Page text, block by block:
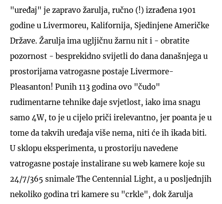
"uređaj" je zapravo žarulja, ručno (!) izrađena 1901
godine u Livermoreu, Kalifornija, Sjedinjene Američke
Države. Žarulja ima ugljičnu žarnu nit i - obratite
pozornost - besprekidno svijetli do dana današnjega u
prostorijama vatrogasne postaje Livermore-
Pleasanton! Punih 113 godina ovo "čudo"
rudimentarne tehnike daje svjetlost, iako ima snagu
samo 4W, to je u cijelo priči irelevantno, jer poanta je u
tome da takvih uređaja više nema, niti će ih ikada biti.
U sklopu eksperimenta, u prostoriju navedene
vatrogasne postaje instalirane su web kamere koje su
24/7/365 snimale The Centennial Light, a u posljednjih
nekoliko godina tri kamere su "crkle", dok žarulja